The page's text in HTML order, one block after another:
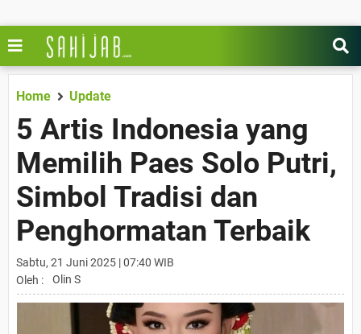
Home Update
5 Artis Indonesia yang
Memilih Paes Solo Putri,
Simbol Tradisi dan
Penghormatan Terbaik
Sabtu, 21 Juni 2025 | 07:40 WIB
Oleh :
Olin S